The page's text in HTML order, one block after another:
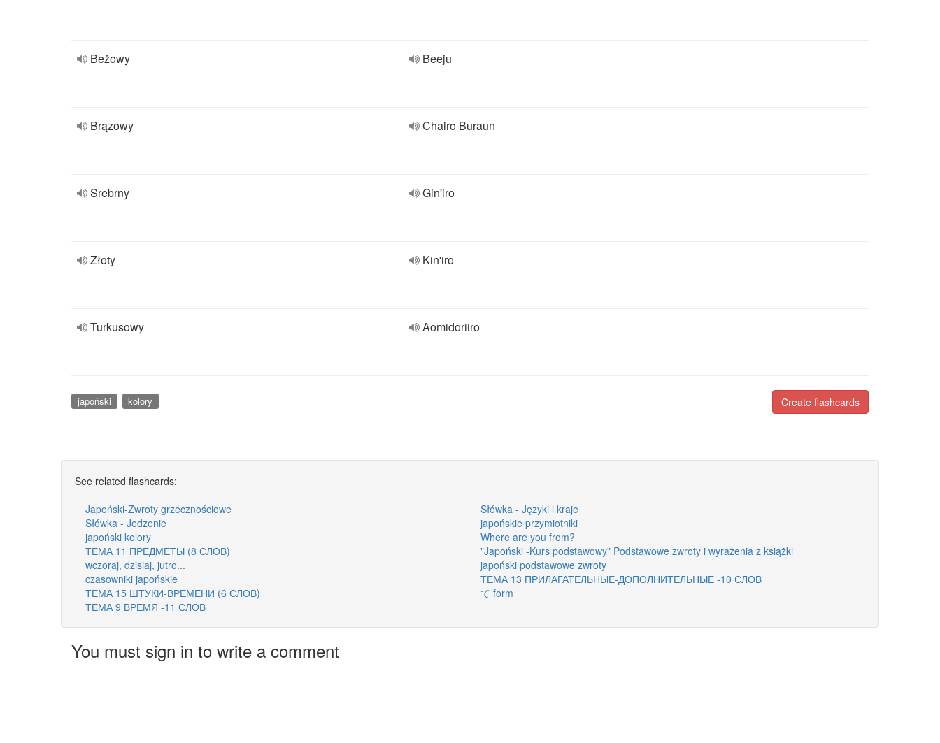
Beżowy Beeju
Brązowy Chairo Buraun
Srebrny Gin'iro
Złoty Kin'iro
Turkusowy Aomidoriiro
Create flashcards
japoński kolory
See related flashcards:
Japoński-Zwroty grzecznościowe
Słówka - Języki i kraje
Słówka - Jedzenie
japońskie przymiotniki
japoński kolory
Where are you from?
ТЕМА 11 ПРЕДМЕТЫ (8 СЛОВ)
"Japoński -Kurs podstawowy" Podstawowe zwroty i wyrażenia z książki
wczoraj, dzisiaj, jutro...
japoński podstawowe zwroty
czasowniki japońskie
ТЕМА 13 ПРИЛАГАТЕЛЬНЫЕ-ДОПОЛНИТЕЛЬНЫЕ -10 СЛОВ
ТЕМА 15 ШТУКИ-ВРЕМЕНИ (6 СЛОВ)
て form
ТЕМА 9 ВРЕМЯ -11 СЛОВ
You must sign in to write a comment